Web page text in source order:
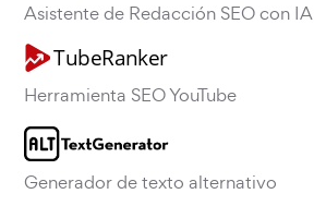
Asistente de Redacción SEO con IA
Herramienta SEO YouTube
Generador de texto alternativo